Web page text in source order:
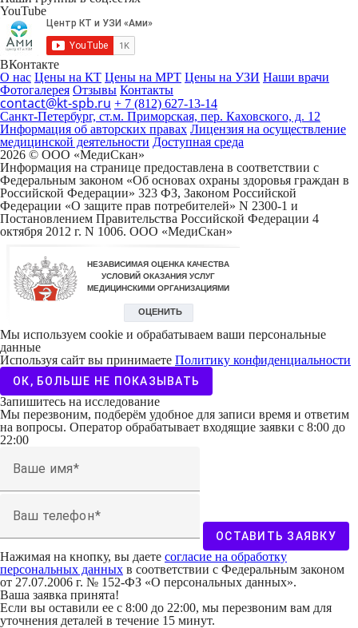
YouTube
ВКонтакте
О нас Цены на КТ Цены на МРТ Цены на УЗИ Наши врачи
Фотогалерея Отзывы Контакты
contact@kt-spb.ru + 7 (812) 627-13-14
Санкт-Петербург, ст.м. Приморская, пер. Каховского, д. 12
Информация об авторских правах Лицензия на осуществление
медицинской деятельности Доступная среда
2026 © ООО «МедиCкан»
Информация на странице предоставлена в соответствии с
Федеральным законом «Об основах охраны здоровья граждан в
Российской Федерации» 323 ФЗ, Законом Российской
Федерации «О защите прав потребителей» N 2300-1 и
Постановлением Правительства Российской Федерации 4
октября 2012 г. N 1006. ООО «МедиСкан»
Мы используем cookie и обрабатываем ваши персональные
данные
Используя сайт вы принимаете Политику конфиденциальности
ОК, БОЛЬШЕ НЕ ПОКАЗЫВАТЬ
Запишитесь на исследование
Мы перезвоним, подберём удобное для записи время и ответим
на вопросы. Оператор обрабатывает входящие заявки с 8:00 до
22:00
Ваше имя
Ваш телефон
ОСТАВИТЬ ЗАЯВКУ
Нажимая на кнопку, вы даете согласие на обработку
персональных данных в соответствии с Федеральным законом
от 27.07.2006 г. № 152-ФЗ «О персональных данных».
Ваша заявка принята!
Если вы оставили ее с 8:00 до 22:00, мы перезвоним вам для
уточнения деталей в течение 15 минут.